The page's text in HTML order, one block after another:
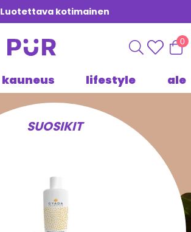
Luotettava kotimainen
0
kauneus lifestyle ale
SUOSIKIT